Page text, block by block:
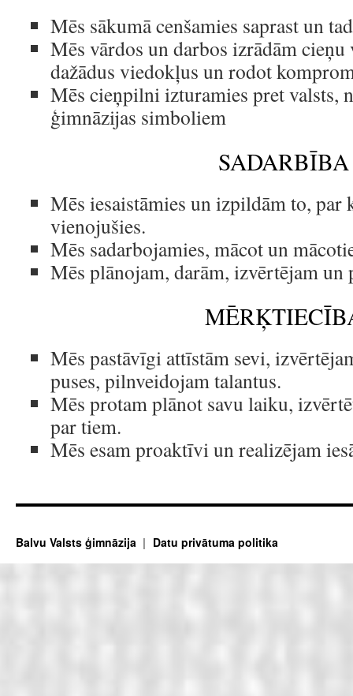
Mēs sākumā cenšamies saprast un
Mēs vārdos un darbos izrādām
dažādus viedokļus un rodot
Mēs cieņpilni izturamies pret valsts,
ģimnāzijas simboliem
SADARBĪBA
Mēs iesaistāmies un izpildām to, par
vienojušies.
Mēs sadarbojamies, mācot un
Mēs plānojam, darām, izvērtējam
Mēs pastāvīgi attīstām sevi,
puses, pilnveidojam talantus.
Mēs protam plānot savu laiku,
par tiem.
Mēs esam proaktīvi un realizējam
Balvu Valsts ģimnāzija Datu privātuma politika